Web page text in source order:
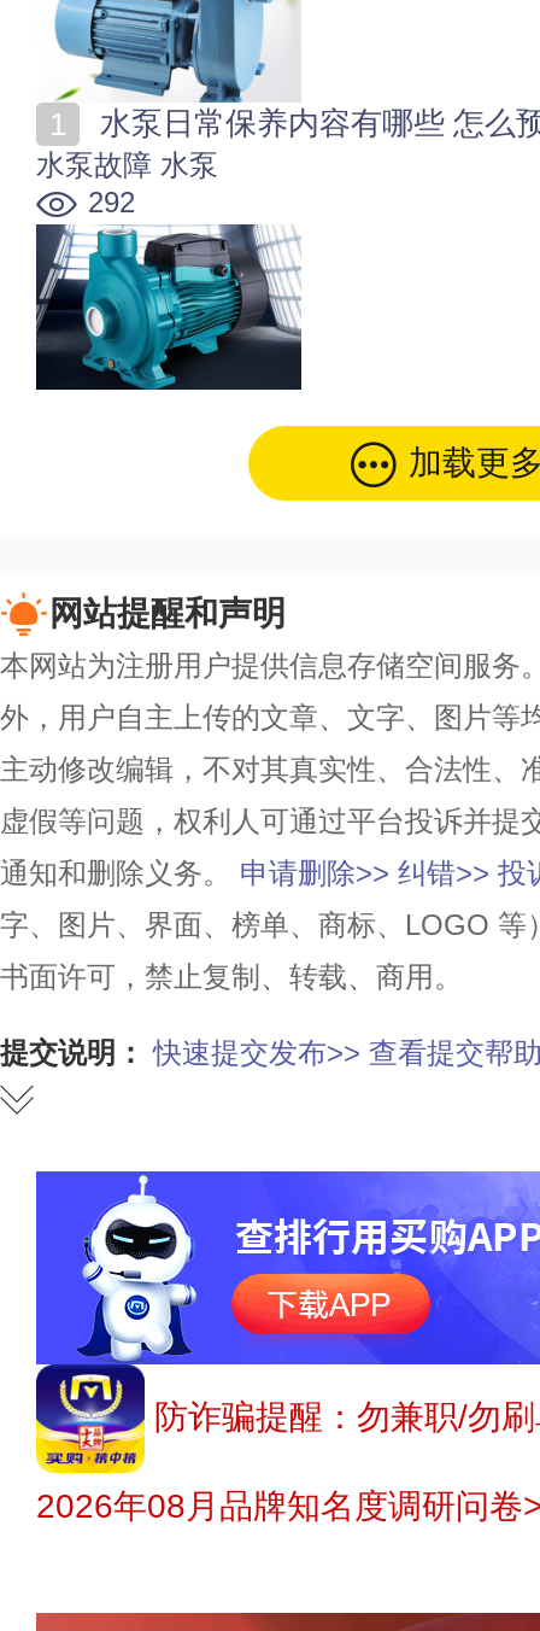
水泵日常保养内容有哪些 怎么
水泵故障 水泵
292
加载更
网站提醒和声明
本网站为注册用户提供信息存储空间服务
外，用户自主上传的文章、文字、图片等
主动修改编辑，不对其真实性、合法性、
虚假等问题，权利人可通过平台投诉并提
通知和删除义务。
申请删除>> 纠错>> 投
字、图片、界面、榜单、商标、LOGO
书面许可，禁止复制、转载、商用。
提交说明： 快速提交发布>> 查看提交帮
防诈骗提醒：勿兼职/勿
2026年08月品牌知名度调研问卷